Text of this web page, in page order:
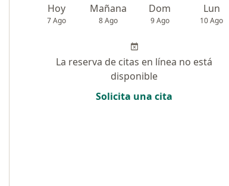
Hoy
7 Ago
Mañana
8 Ago
Dom
9 Ago
Lun
10 Ago
La reserva de citas en línea no está
disponible
Solicita una cita